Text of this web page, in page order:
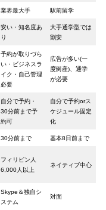
業界最大手 駅前留学
安い・知名度あ
り
大手通学型では
割安
予約が取りづら
い・ビジネスラ
イク・自己管理
必要
広告が多い(一
度倒産)、通学
が必要
自分で予約・
30分前まで予
約可
自分で予約orス
ケジュール固定
化
30分前まで 基本8日前まで
フィリピン人
6,000人以上
ネイティブ中心
Skype＆独自シ
ステム
対面